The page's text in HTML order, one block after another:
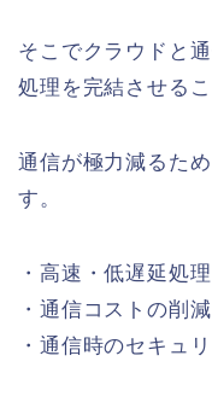
そこでクラウドと
処理を完結させるこ
通信が極力減るた
す。
・高速・低遅延処
・通信コストの削減
・通信時のセキュ